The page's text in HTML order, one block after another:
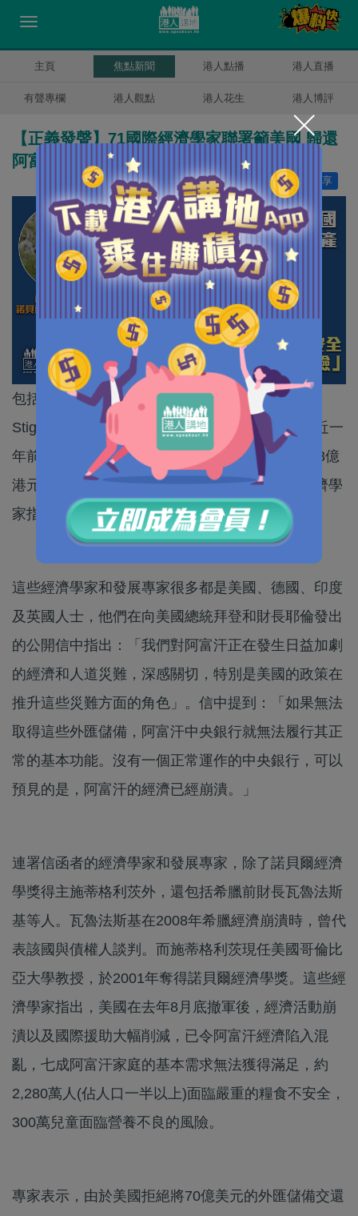
主頁 焦點新聞 港人點播 港人直播
有聲專欄 港人觀點 港人花生 港人博評
【正義發聲】71國際經濟學家聯署籲美國 歸還
阿富汗被凍結70美元資產
分享
讚好 33
包括諾貝爾經濟學獎得主施蒂格利茨（Joseph
Stiglitz）在內的71位國際經濟學家，敦促美國把近一
年前塔利班重新掌權時所凍結的70億美元（逾548億
港元）的中央銀行儲備，交還給阿富汗。這些經濟學
家指出，美國持有這些儲備金不具正當性。
這些經濟學家和發展專家很多都是美國、德國、印度
及英國人士，他們在向美國總統拜登和財長耶倫發出
的公開信中指出：「我們對阿富汗正在發生日益加劇
的經濟和人道災難，深感關切，特別是美國的政策在
推升這些災難方面的角色」。信中提到：「如果無法
取得這些外匯儲備，阿富汗中央銀行就無法履行其正
常的基本功能。沒有一個正常運作的中央銀行，可以
預見的是，阿富汗的經濟已經崩潰。」
連署信函者的經濟學家和發展專家，除了諾貝爾經濟
學獎得主施蒂格利茨外，還包括希臘前財長瓦魯法斯
基等人。瓦魯法斯基在2008年希臘經濟崩潰時，曾代
表該國與債權人談判。而施蒂格利茨現任美國哥倫比
亞大學教授，於2001年奪得諾貝爾經濟學獎。這些經
濟學家指出，美國在去年8月底撤軍後，經濟活動崩
潰以及國際援助大幅削減，已令阿富汗經濟陷入混
亂，七成阿富汗家庭的基本需求無法獲得滿足，約
2,280萬人(佔人口一半以上)面臨嚴重的糧食不安全，
300萬兒童面臨營養不良的風險。
專家表示，由於美國拒絕將70億美元的外匯儲備交還